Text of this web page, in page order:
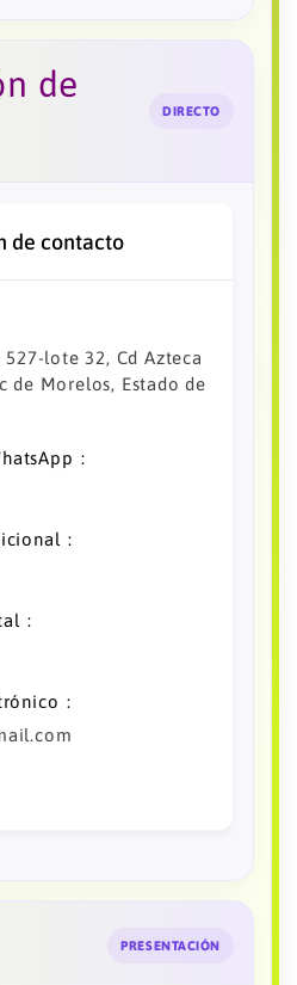
de
DIRECTO
de contacto
lote 32, Cd Azteca
de Morelos, Estado de
PRESENTACIÓN